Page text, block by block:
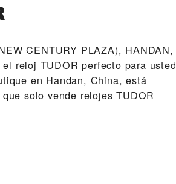
CENTURY PLAZA), HANDAN‬,
reloj TUDOR perfecto para usted
en Handan, China, está
solo vende relojes TUDOR